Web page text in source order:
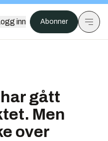
inn Abonner
gått
Men
over